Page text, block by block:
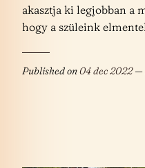
akasztja ki legjobban a
hogy a szüleink
Published on04 dec 2022—